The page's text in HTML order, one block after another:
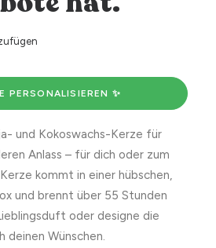
PERSONALISIEREN ✨
und Kokoswachs-Kerze für
Anlass – für dich oder zum
kommt in einer hübschen,
und brennt über 55 Stunden
oder designe die
deinen Wünschen.